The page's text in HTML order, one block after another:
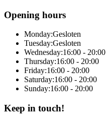
Opening hours
Monday:Gesloten
Tuesday:Gesloten
Wednesday:16:00 - 20:00
Thursday:16:00 - 20:00
Friday:16:00 - 20:00
Saturday:16:00 - 20:00
Sunday:16:00 - 20:00
Keep in touch!